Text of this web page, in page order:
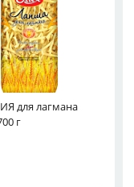
для лагмана
г